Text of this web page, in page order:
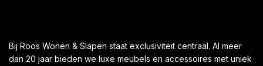
Bij Roos Wonen & Slapen staat exclusiviteit centraal. Al meer
dan 20 jaar bieden we luxe meubels en accessoires met uniek